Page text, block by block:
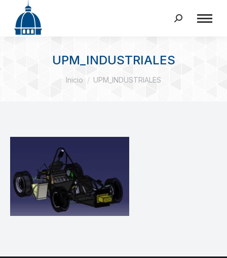
Buscar:
UPM_INDUSTRIALES
Estás aquí:
Inicio UPM_INDUSTRIALES